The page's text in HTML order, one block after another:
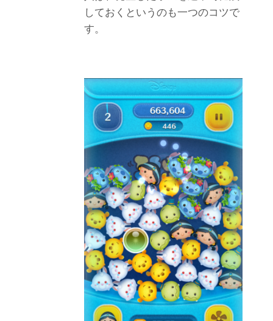
しておくというのも一つのコツで
す。